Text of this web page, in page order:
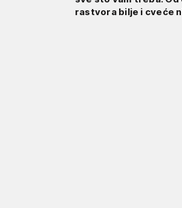
rastvora bilje i cveće